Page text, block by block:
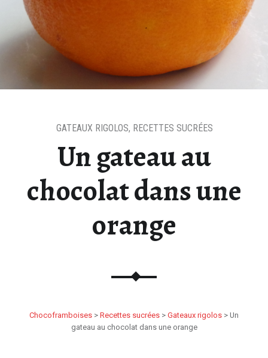
Un gateau au
chocolat dans une
orange
GATEAUX RIGOLOS, RECETTES SUCRÉES
Chocoframboises > Recettes sucrées > Gateaux rigolos > Un
gateau au chocolat dans une orange